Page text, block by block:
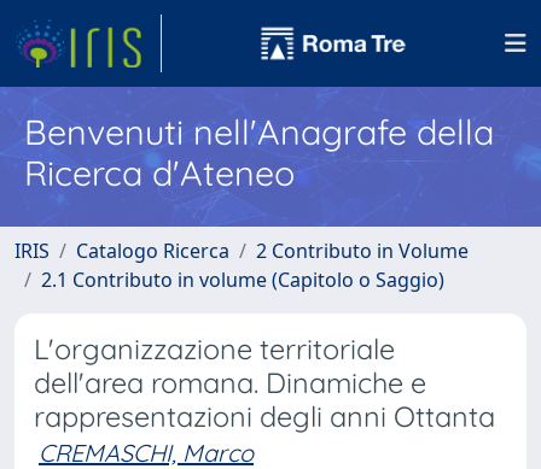
Benvenuti nell'Anagrafe della
Ricerca d'Ateneo
IRIS Catalogo Ricerca
2 Contributo in Volume
2.1 Contributo in volume (Capitolo o Saggio)
L'organizzazione territoriale
dell'area romana. Dinamiche e
rappresentazioni degli anni Ottanta
CREMASCHI, Marco